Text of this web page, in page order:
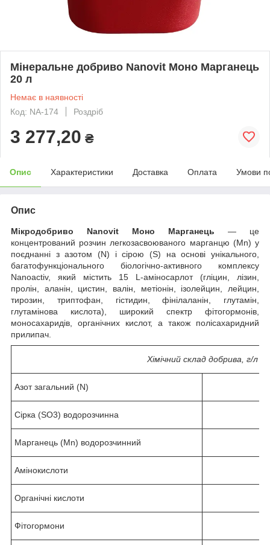
Мінеральне добриво Nanovit Моно Марганець
20 л
Немає в наявності
Код: NA-174
Роздріб
3 277,20 ₴
Опис Характеристики Доставка Оплата Умови
Опис
Мікродобриво Nanovit Моно Марганець — це
концентрований розчин легкозасвоюваного марганцю (Mn) у
поєднанні з азотом (N) і сірою (S) на основі унікального,
багатофункціонального біологічно-активного комплексу
Nanoactiv, який містить 15 L-аміносарлот (гліцин, лізин,
пролін, аланін, цистин, валін, метіонін, ізолейцин, лейцин,
тирозин, триптофан, гістидин, фінілаланін, глутамін,
глутамінова кислота), широкий спектр фітогормонів,
моносахаридів, органічних кислот, а також полісахаридний
прилипач.
Хімічний склад добрива, г/л
Азот загальний (N)
Сірка (SO3) водорозчинна
Марганець (Mn) водорозчинний
Амінокислоти
Органічні кислоти
Фітогормони